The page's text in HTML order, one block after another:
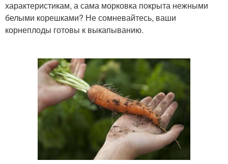
характеристикам, а сама морковка покрыта нежными
белыми корешками? Не сомневайтесь, ваши
корнеплоды готовы к выкапыванию.